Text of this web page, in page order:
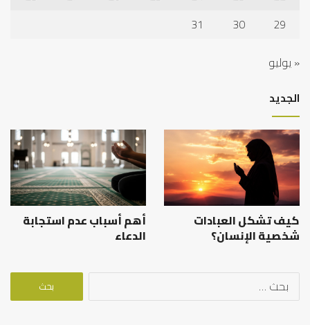
29
30
31
« يوليو
الجديد
كيف تشكل العبادات
شخصية الإنسان؟
أهم أسباب عدم استجابة
الدعاء
البحث